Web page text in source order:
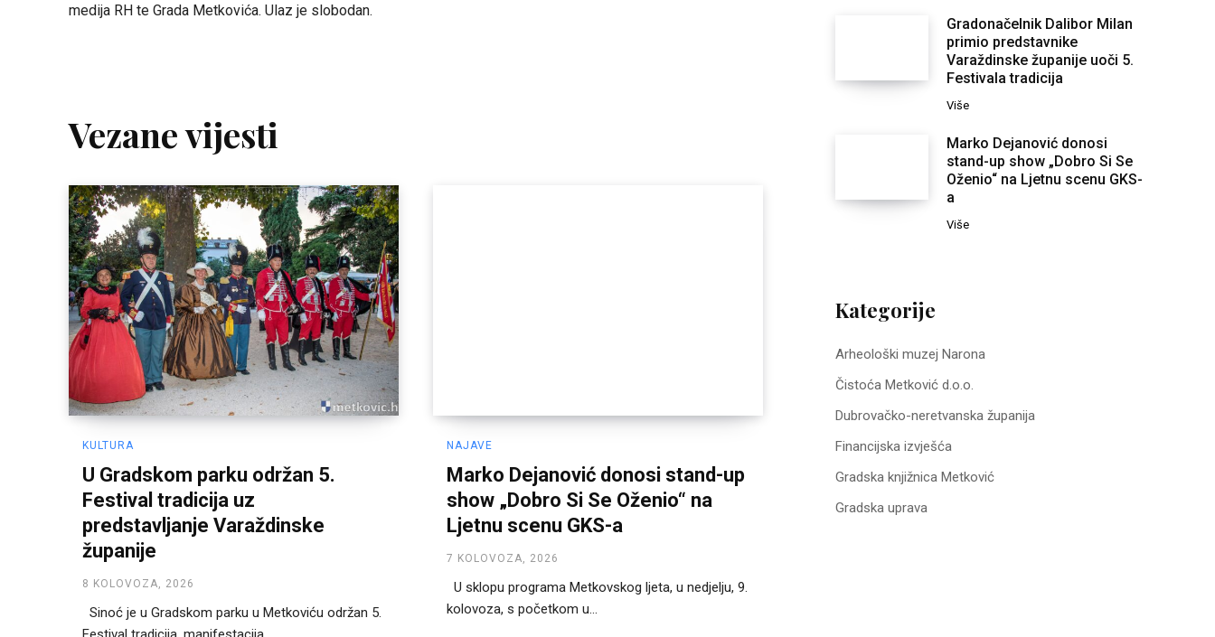
medija RH te Grada Metkovića. Ulaz je slobodan.
Vezane vijesti
KULTURA
U Gradskom parku održan 5.
Festival tradicija uz
predstavljanje Varaždinske
županije
8 KOLOVOZA, 2026
Sinoć je u Gradskom parku u Metkoviću održan 5.
NAJAVE
Marko Dejanović donosi stand-up
show „Dobro Si Se Oženio“ na
Ljetnu scenu GKS-a
7 KOLOVOZA, 2026
U sklopu programa Metkovskog ljeta, u nedjelju, 9.
kolovoza, s početkom u...
Gradonačelnik Dalibor Milan
primio predstavnike
Varaždinske županije uoči 5.
Festivala tradicija
Više
Marko Dejanović donosi
stand-up show „Dobro Si Se
Oženio“ na Ljetnu scenu GKS-
a
Više
Kategorije
Arheološki muzej Narona
Čistoća Metković d.o.o.
Dubrovačko-neretvanska županija
Financijska izvješća
Gradska knjižnica Metković
Gradska uprava